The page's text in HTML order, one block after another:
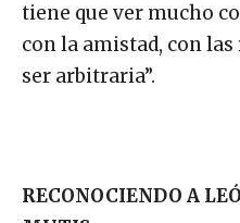
tiene que ver mucho
con la amistad, con
ser arbitraria”.
RECONOCIENDO A